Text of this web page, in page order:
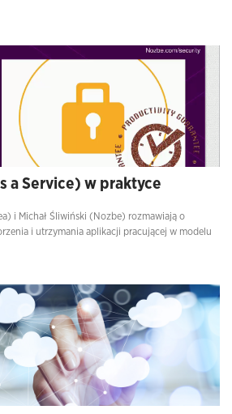
a Service) w praktyce
i Michał Śliwiński (Nozbe) rozmawiają o
i utrzymania aplikacji pracującej w modelu